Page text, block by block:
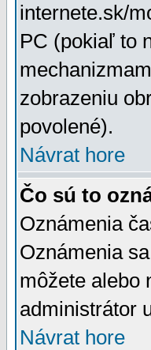
internete.sk/
PC (pokiaľ to
zobrazeniu
povolené).
Návrat hore
Čo sú to
Oznámenia
Oznámenia
môžete alebo
administrátor
Návrat hore